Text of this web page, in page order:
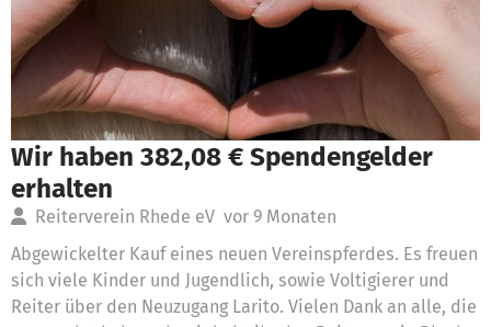
Wir haben 382,08 € Spendengelder
erhalten
Reiterverein Rhede eV vor 9 Monaten
Abgewickelter Kauf eines neuen Vereinspferdes. Es freuen
sich viele Kinder und Jugendlich, sowie Voltigierer und
Reiter über den Neuzugang Larito. Vielen Dank an alle, die